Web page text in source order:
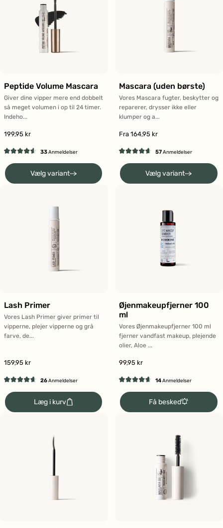
Peptide Volume Mascara
Giver dine vipper mere end dobbelt
så meget volumen i op til 24 timer.
Indeho...
199,95 kr
4.6
ud
af
33Anmeldelser
Vælg variant
Mascara (uden børste)
Vores Mascara fugter, beskytter og
reparerer, drysser ikke eller
klumper og a...
Fra 164,95 kr
4.6
ud
af
57Anmeldelser
Vælg variant
Lash Primer
Vores Lash Primer giver primer til
vipperne, plejer vipperne og grå
farve, de...
159,95 kr
4.7
ud
af
26Anmeldelser
Læg i kurv
Øjenmakeupfjerner 100
ml
Vores Øjenmakeupfjerner 100 ml
fjerner vandfast makeup, plejende
olier, Aloe ...
99,95 kr
4.6
ud
af
14Anmeldelser
Få besked